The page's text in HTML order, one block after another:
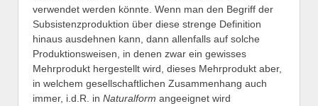
verwendet werden könnte. Wenn man den Begriff der
Subsistenzproduktion über diese strenge Definition
hinaus ausdehnen kann, dann allenfalls auf solche
Produktionsweisen, in denen zwar ein gewisses
Mehrprodukt hergestellt wird, dieses Mehrprodukt aber,
in welchem gesellschaftlichen Zusammenhang auch
immer, i.d.R. in Naturalform angeeignet wird